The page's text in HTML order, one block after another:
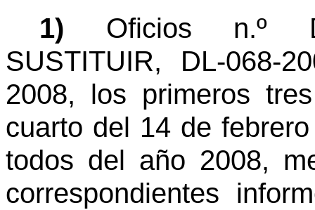
1) Oficios n.º
SUSTITUIR, DL-068-
2008, los primeros
cuarto del 14 de
todos del año 2008,
correspondientes